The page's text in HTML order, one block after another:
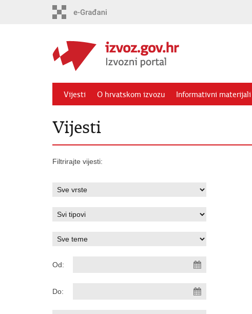
Vijesti O hrvatskom izvozu Informativni materijali
Vijesti
Filtrirajte vijesti:
Od:
Do: